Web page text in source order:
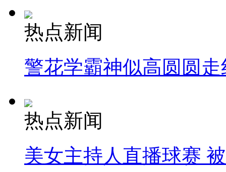
热点新闻
警花学霸神似高圆圆走
热点新闻
美女主持人直播球赛